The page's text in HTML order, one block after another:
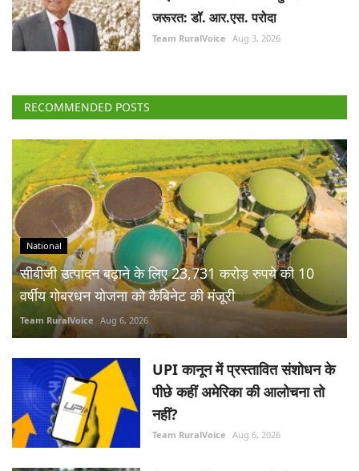
जरूरत: डॉ. आर.एस. परोदा
Team RuralVoice Aug 3, 2026
RECOMMENDED POSTS
National
सीबीजी उत्पादन बढ़ाने के लिए 23,731 करोड़ रुपये की 10
वर्षीय गोबरधन योजना को कैबिनेट की मंजूरी
Team RuralVoice Aug 6, 2026
UPI कानून में प्रस्तावित संशोधन के
पीछे कहीं अमेरिका की आलोचना तो
नहीं?
Team RuralVoice Aug 6, 2026